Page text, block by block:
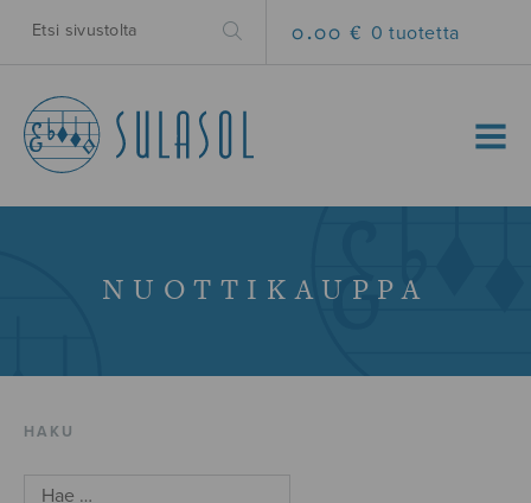
0.00 € 0 tuotetta
MENU
NUOTTIKAUPPA
HAKU